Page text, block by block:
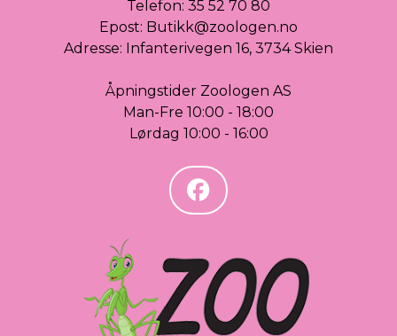
Telefon: 35 52 70 80
Epost: Butikk@zoologen.no
Adresse: Infanterivegen 16, 3734 Skien
Åpningstider Zoologen AS
Man-Fre 10:00 - 18:00
Lørdag 10:00 - 16:00